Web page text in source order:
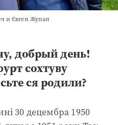
и Євген Жупан
добрый день!
сохтуву
ся родили?
30 децембра 1950